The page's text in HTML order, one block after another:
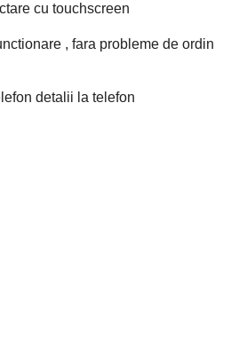
cu touchscreen
, fara probleme de ordin
detalii la telefon